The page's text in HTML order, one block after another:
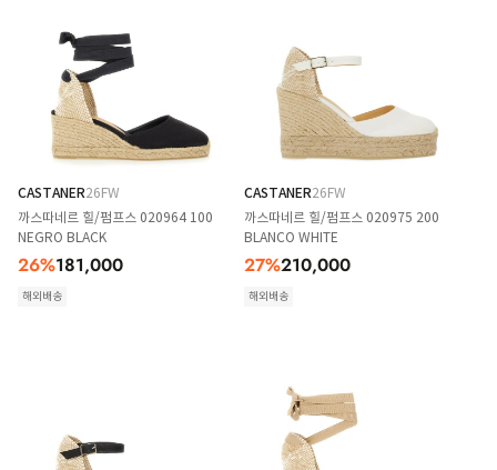
CASTANER26FW
까스따네르 힐/펌프스 020964 100
NEGRO BLACK
26%181,000
해외배송
CASTANER26FW
까스따네르 힐/펌프스 020975 200
BLANCO WHITE
27%210,000
해외배송